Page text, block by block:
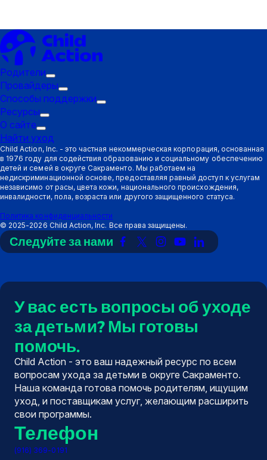
Родители
Подменю
"Триггер":
Провайдеры
Подменю
Способы поддержки
поддержки
Ресурсы
"Триггер":
Ресурсы
О сайте
Подменю
"Триггер":
О
сайте
Найти уход
Child Action, Inc. - это частная некоммерческая корпорация, основанная
в 1976 году для содействия образованию и социальному обеспечению
детей и семей в округе Сакраменто. Мы работаем на
недискриминационной основе, предоставляя равный доступ к услугам
независимо от расы, цвета кожи, национального происхождения,
инвалидности, пола, возраста или другого защищенного статуса.
Политика конфиденциальности
© 2025-2026 Child Action, Inc. Все права защищены.
Следуйте за нами Ссылка
на
Ссылка
на
(Twitter)
Ссылка
на
Ссылка
на
Ссылка
на
У вас есть вопросы об уходе
за детьми? Мы готовы
помочь.
Child Action - это ваш надежный ресурс по всем
вопросам ухода за детьми в округе Сакраменто.
Наша команда готова помочь родителям, ищущим
уход, и поставщикам услуг, желающим расширить
свои программы.
Телефон
(916) 369-0191